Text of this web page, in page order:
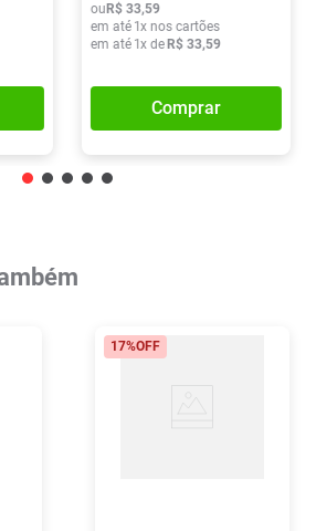
ou R$ 33,59
em até 1x nos cartões
em até 1x de R$ 33,59
Comprar
17%OFF